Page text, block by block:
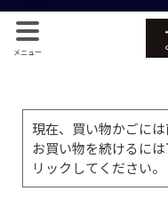
メニュー
現在、買い物かごには
お買い物を続けるに
リックしてください。